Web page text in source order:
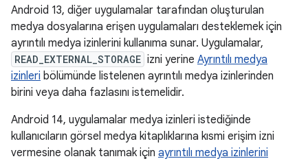
Android 13, diğer uygulamalar tarafından oluşturulan
medya dosyalarına erişen uygulamaları desteklemek için
ayrıntılı medya izinlerini kullanıma sunar. Uygulamalar,
READ_EXTERNAL_STORAGE izni yerine Ayrıntılı medya
izinleri bölümünde listelenen ayrıntılı medya izinlerinden
birini veya daha fazlasını istemelidir.
Android 14, uygulamalar medya izinleri istediğinde
kullanıcıların görsel medya kitaplıklarına kısmi erişim izni
vermesine olanak tanımak için ayrıntılı medya izinlerini